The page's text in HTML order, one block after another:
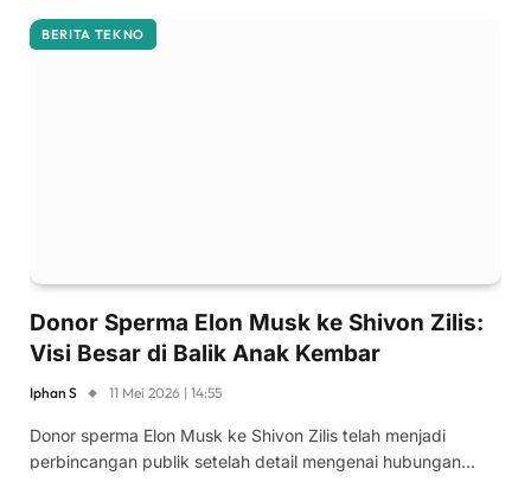
BERITA TEKNO
Donor Sperma Elon Musk ke Shivon Zilis:
Visi Besar di Balik Anak Kembar
Iphan S 11 Mei 2026 | 14:55
Donor sperma Elon Musk ke Shivon Zilis telah menjadi
perbincangan publik setelah detail mengenai hubungan…